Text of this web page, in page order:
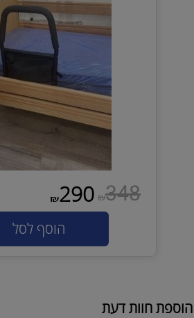
₪348
₪290
הוסף לסל
הוספת חוות דעת